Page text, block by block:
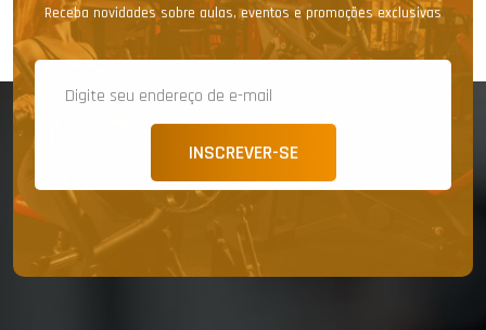
Receba novidades sobre aulas, eventos e promoções exclusivas
INSCREVER-SE